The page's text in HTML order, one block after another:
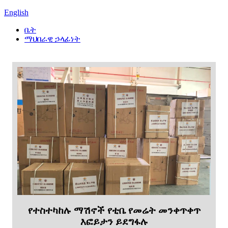
English
ቤት
ማህበራዊ ኃላፊነት
የተስተካከሉ ማሽኖች የቲቤ የመሬት መንቀጥቀጥ
እፎይታን ይደግፋሉ